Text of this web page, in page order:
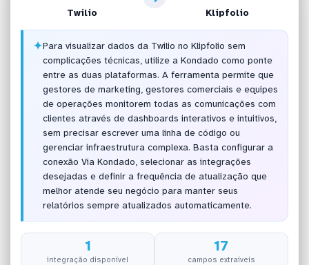
Twilio Klipfolio
✦Para visualizar dados da Twilio no Klipfolio sem
complicações técnicas, utilize a Kondado como ponte
entre as duas plataformas. A ferramenta permite que
gestores de marketing, gestores comerciais e equipes
de operações monitorem todas as comunicações com
clientes através de dashboards interativos e intuitivos,
sem precisar escrever uma linha de código ou
gerenciar infraestrutura complexa. Basta configurar a
conexão Via Kondado, selecionar as integrações
desejadas e definir a frequência de atualização que
melhor atende seu negócio para manter seus
relatórios sempre atualizados automaticamente.
1
integração disponível
17
campos extraíveis